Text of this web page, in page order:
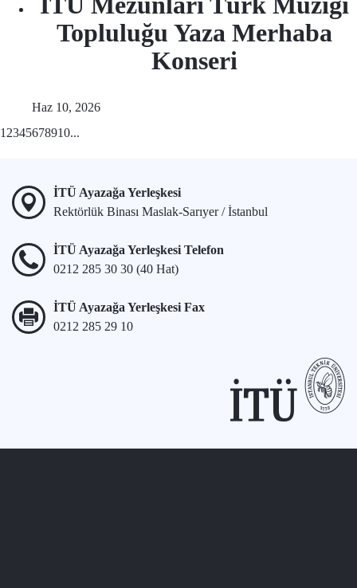
Topluluğu Yaza Merhaba
Konseri
Haz 10, 2026
1 2345678910...
İTÜ Ayazağa Yerleşkesi
Rektörlük Binası Maslak-Sarıyer / İstanbul
İTÜ Ayazağa Yerleşkesi Telefon
0212 285 30 30 (40 Hat)
İTÜ Ayazağa Yerleşkesi Fax
0212 285 29 10